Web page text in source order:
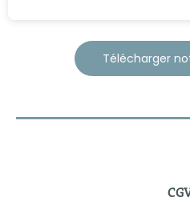
Télécharger